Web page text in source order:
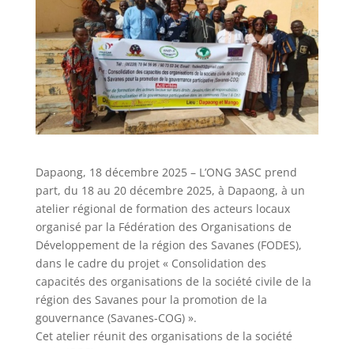
Dapaong, 18 décembre 2025 – L’ONG 3ASC prend
part, du 18 au 20 décembre 2025, à Dapaong, à un
atelier régional de formation des acteurs locaux
organisé par la Fédération des Organisations de
Développement de la région des Savanes (FODES),
dans le cadre du projet « Consolidation des
capacités des organisations de la société civile de la
région des Savanes pour la promotion de la
gouvernance (Savanes-COG) ».
Cet atelier réunit des organisations de la société